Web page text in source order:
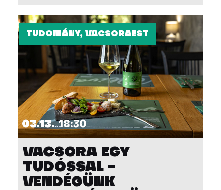
TUDOMÁNY, VACSORAEST
03.13. 18:30
VACSORA EGY
TUDÓSSAL –
VENDÉGÜNK